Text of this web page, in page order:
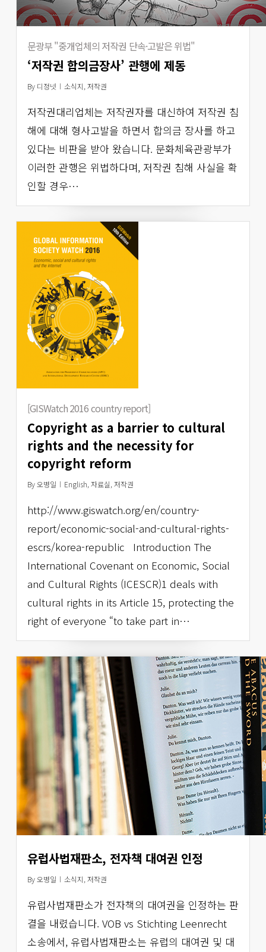
문광부 "중개업체의 저작권 단속·고발은 위법"
‘저작권 합의금장사’ 관행에 제동
By 디정넷 소식지, 저작권
저작권대리업체는 저작권자를 대신하여 저작권 침
해에 대해 형사고발을 하면서 합의금 장사를 하고
있다는 비판을 받아 왔습니다. 문화체육관광부가
이러한 관행은 위법하다며, 저작권 침해 사실을 확
인할 경우…
[GISWatch 2016 country report]
Copyright as a barrier to cultural
rights and the necessity for
copyright reform
By오병일 English, 자료실, 저작권
http://www.giswatch.org/en/country-
report/economic-social-and-cultural-rights-
escrs/korea-republic Introduction The
International Covenant on Economic, Social
and Cultural Rights (ICESCR)1 deals with
cultural rights in its Article 15, protecting the
right of everyone “to take part in…
유럽사법재판소, 전자책 대여권 인정
By오병일 소식지, 저작권
유럽사법재판소가 전자책의 대여권을 인정하는 판
결을 내렸습니다. VOB vs Stichting Leenrecht
소송에서, 유럽사법재판소는 유럽의 대여권 및 대